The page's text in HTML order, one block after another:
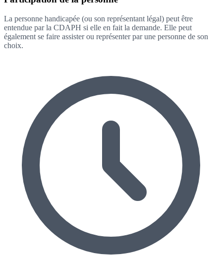
La personne handicapée (ou son représentant légal) peut être
entendue par la CDAPH si elle en fait la demande. Elle peut
également se faire assister ou représenter par une personne de son
choix.